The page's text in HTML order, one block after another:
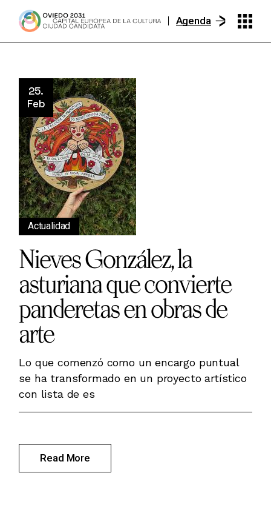
Agenda
25.
Feb
Actualidad
Nieves González, la
asturiana que convierte
panderetas en obras de
arte
Lo que comenzó como un encargo puntual
se ha transformado en un proyecto artístico
con lista de es
Read More